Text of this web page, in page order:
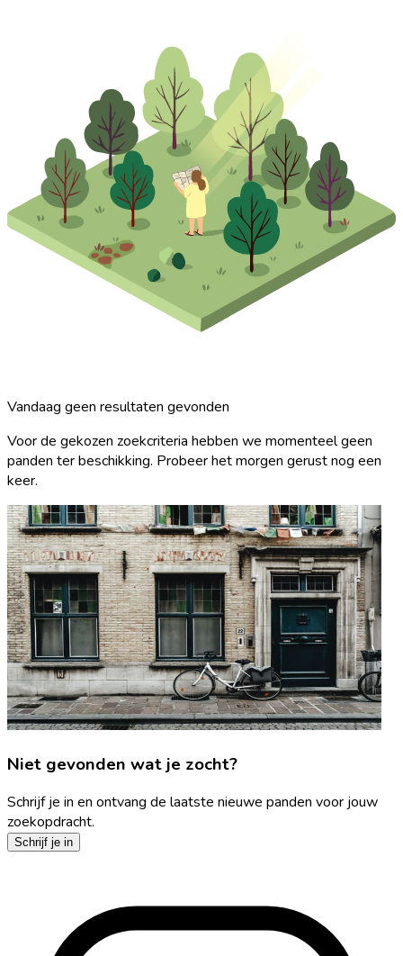
Vandaag geen resultaten gevonden
Voor de gekozen zoekcriteria hebben we momenteel geen
panden ter beschikking. Probeer het morgen gerust nog een
keer.
Niet gevonden wat je zocht?
Schrijf je in en ontvang de laatste nieuwe panden voor jouw
zoekopdracht.
Schrijf je in